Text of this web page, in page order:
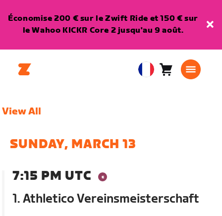
Économise 200 € sur le Zwift Ride et 150 € sur
le Wahoo KICKR Core 2 jusqu'au 9 août.
EuropeanPanier0
View All
SUNDAY, MARCH 13
7:15 PM UTC
1. Athletico Vereinsmeisterschaft